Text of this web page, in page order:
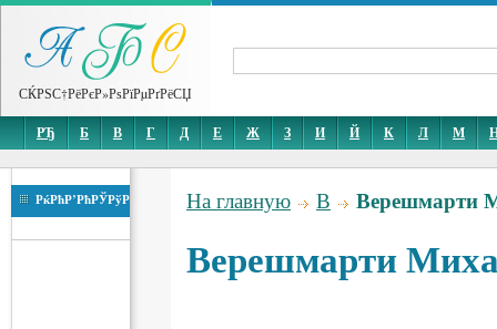
СЌРЅС†РёРєР»РѕРїРµРґРёСЏ
РЂ Б В Г Д Е Ж З И Й К Л М
РќРћР’РћРЎРўР На главную В Верешмарти
Верешмарти